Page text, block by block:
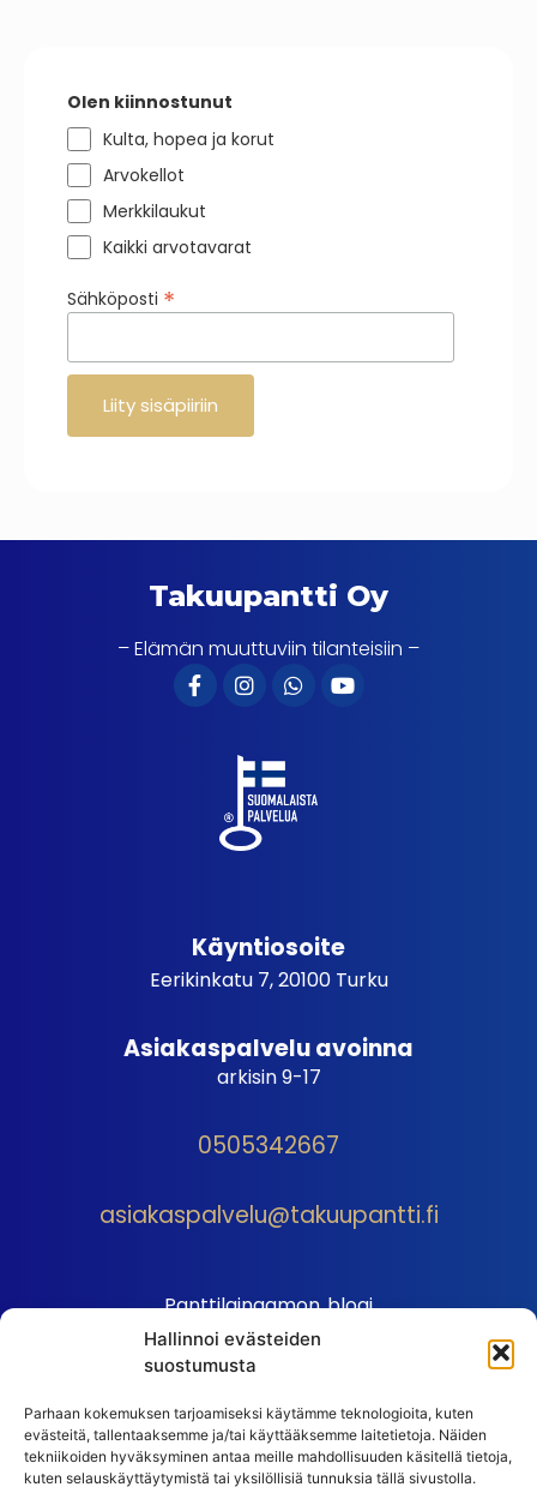
Hallinnoi evästeiden
suostumusta
Parhaan kokemuksen tarjoamiseksi käytämme teknologioita, kuten
evästeitä, tallentaaksemme ja/tai käyttääksemme laitetietoja. Näiden
tekniikoiden hyväksyminen antaa meille mahdollisuuden käsitellä tietoja,
kuten selauskäyttäytymistä tai yksilöllisiä tunnuksia tällä sivustolla.
Olen kiinnostunut
Kulta, hopea ja korut
Arvokellot
Merkkilaukut
Kaikki arvotavarat
Sähköposti *
Takuupantti Oy
– Elämän muuttuviin tilanteisiin –
Käyntiosoite
Eerikinkatu 7, 20100 Turku
Asiakaspalvelu avoinna
arkisin 9-17
0505342667
asiakaspalvelu@takuupantti.fi
Panttilainaamon blogi
Palveluhinnasto
Sopimusehdot
Autopantin sopimusehdot
Henkilötiedot